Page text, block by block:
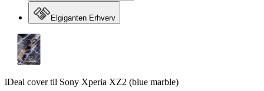
Elgiganten Erhverv
iDeal cover til Sony Xperia XZ2 (blue marble)